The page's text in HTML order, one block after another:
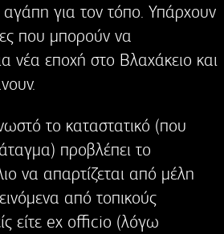
για τον τόπο. Υπάρχουν
που μπορούν να
νέα εποχή στο Βλαχάκειο και
το καταστατικό (που
προβλέπει το
να απαρτίζεται από μέλη
από τοπικούς
είτε ex officio (λόγω